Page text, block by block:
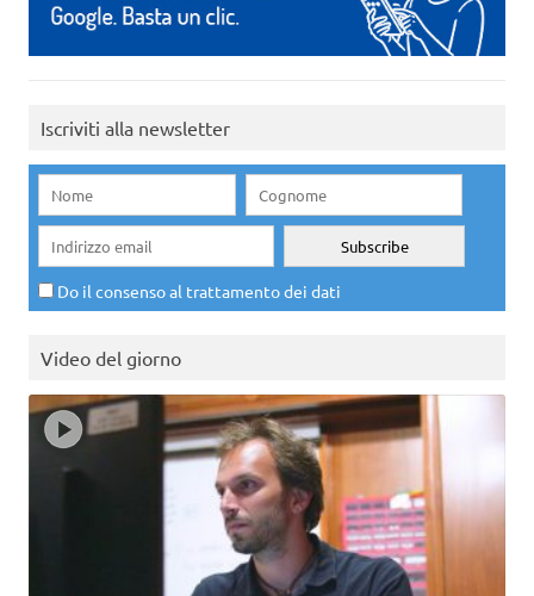
Iscriviti alla newsletter
Do il consenso al trattamento dei dati
Video del giorno